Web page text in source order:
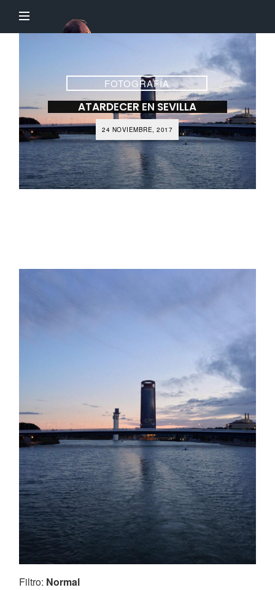
Profesor
Chillón
FOTOGRAFÍA
ATARDECER EN SEVILLA
24 NOVIEMBRE, 2017
Filtro: Normal